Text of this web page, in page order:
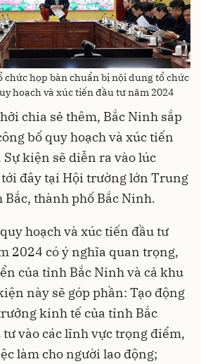
chức họp bàn chuẩn bị nội dung tổ chức
hoạch và xúc tiến đầu tư năm 2024
chia sẻ thêm, Bắc Ninh sắp
bố quy hoạch và xúc tiến
kiện sẽ diễn ra vào lúc
đây tại Hội trường lớn Trung
thành phố Bắc Ninh.
hoạch và xúc tiến đầu tư
2024 có ý nghĩa quan trọng,
của tỉnh Bắc Ninh và cả khu
này sẽ góp phần: Tạo động
kinh tế của tỉnh Bắc
vào các lĩnh vực trọng điểm,
làm cho người lao động;